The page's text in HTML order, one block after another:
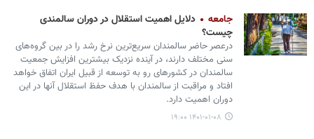
جامعه
دلایل اهمیت استقلال در دوران سالمندی
چیست؟
درعصر حاضر سالمندان سریع‌ترین نرخ رشد را در بین گروه‌های
سنی مختلف دارند، در آینده نزدیک بیشترین افزایش جمعیت
سالمندان در کشورهای رو به توسعه از قبیل ایران اتفاق خواهد
افتاد و مراقبت از سالمندان با هدف حفظ استقلال آنها در این
دوران اهمیت دارد.
۱۴۰۱-۰۱-۰۸ ۱۹:۰۰